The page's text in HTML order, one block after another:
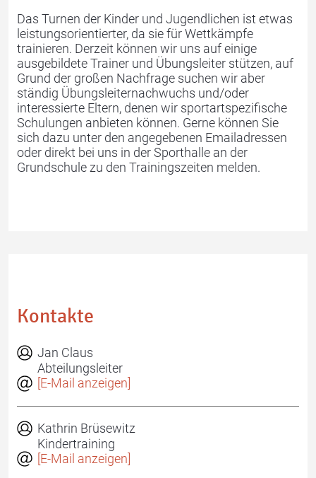
Cheerleading Der Verein
Kontakt
Das Turnen der Kinder und Jugendlichen ist etwas
leistungsorientierter, da sie für Wettkämpfe
trainieren. Derzeit können wir uns auf einige
ausgebildete Trainer und Übungsleiter stützen, auf
Grund der großen Nachfrage suchen wir aber
ständig Übungsleiternachwuchs und/oder
interessierte Eltern, denen wir sportartspezifische
Schulungen anbieten können. Gerne können Sie
sich dazu unter den angegebenen Emailadressen
oder direkt bei uns in der Sporthalle an der
Grundschule zu den Trainingszeiten melden.
Kontakte
Jan Claus
Abteilungsleiter
[E-Mail anzeigen]
Kathrin Brüsewitz
Kindertraining
[E-Mail anzeigen]